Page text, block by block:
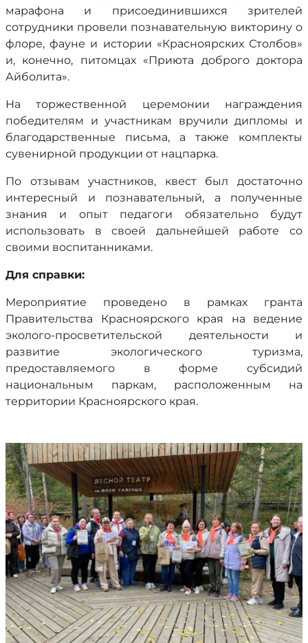
марафона и присоединившихся зрителей
сотрудники провели познавательную викторину о
флоре, фауне и истории «Красноярских Столбов»
и, конечно, питомцах «Приюта доброго доктора
Айболита».
На торжественной церемонии награждения
победителям и участникам вручили дипломы и
благодарственные письма, а также комплекты
сувенирной продукции от нацпарка.
По отзывам участников, квест был достаточно
интересный и познавательный, а полученные
знания и опыт педагоги обязательно будут
использовать в своей дальнейшей работе со
своими воспитанниками.
Для справки:
Мероприятие проведено в рамках гранта
Правительства Красноярского края на ведение
эколого-просветительской деятельности и
развитие экологического туризма,
предоставляемого в форме субсидий
национальным паркам, расположенным на
территории Красноярского края.